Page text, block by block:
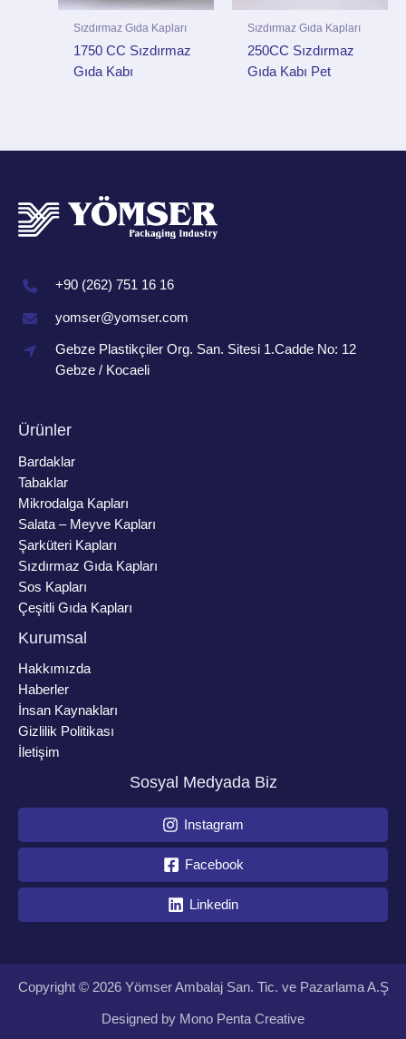
Sızdırmaz Gıda Kapları
1750 CC Sızdırmaz
Gıda Kabı
Sızdırmaz Gıda Kapları
250CC Sızdırmaz
Gıda Kabı Pet
+90 (262) 751 16 16
yomser@yomser.com
Gebze Plastikçiler Org. San. Sitesi 1.Cadde No: 12
Gebze / Kocaeli
Ürünler
Bardaklar
Tabaklar
Mikrodalga Kapları
Salata – Meyve Kapları
Şarküteri Kapları
Sızdırmaz Gıda Kapları
Sos Kapları
Çeşitli Gıda Kapları
Kurumsal
Hakkımızda
Haberler
İnsan Kaynakları
Gizlilik Politikası
İletişim
Sosyal Medyada Biz
Instagram
Facebook
Linkedin
Copyright © 2026 Yömser Ambalaj San. Tic. ve Pazarlama A.Ş
Designed by Mono Penta Creative